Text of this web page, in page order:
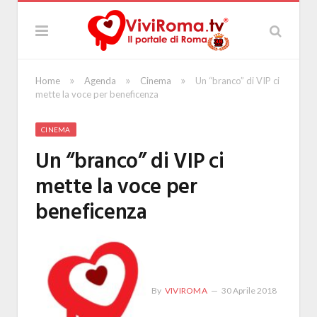
Home » Agenda » Cinema »
Un “branco” di VIP ci
mette la voce per beneficenza
CINEMA
Un “branco” di VIP ci
mette la voce per
beneficenza
By VIVIROMA 30 Aprile 2018